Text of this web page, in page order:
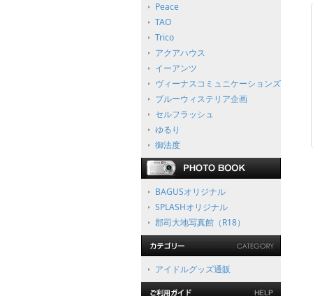
Peace
TAO
Trico
アクアハウス
イーアンツ
ヴィーナスコミュニケーションズ
ブルーウィステリア企画
セルフラッシュ
ゆるり
御法度
BAGUSオリジナル
SPLASHオリジナル
郡司大地写真館（R18）
アイドルグッズ通販